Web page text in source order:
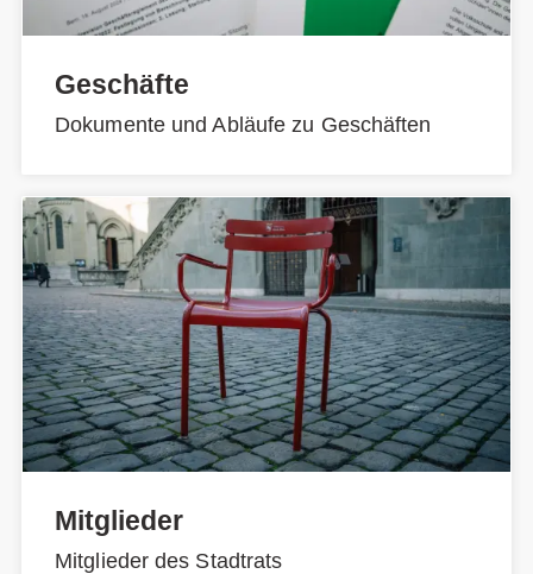
Geschäfte
Dokumente und Abläufe zu Geschäften
Mitglieder
Mitglieder des Stadtrats